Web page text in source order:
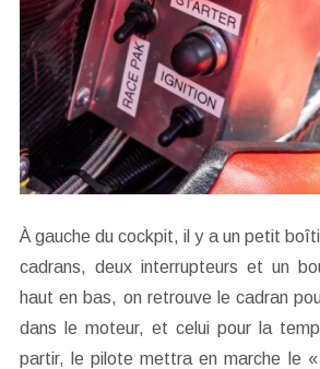
À gauche du cockpit, il y a un petit
cadrans, deux interrupteurs et un
haut en bas, on retrouve le cadran
dans le moteur, et celui pour la
partir, le pilote mettra en marche le